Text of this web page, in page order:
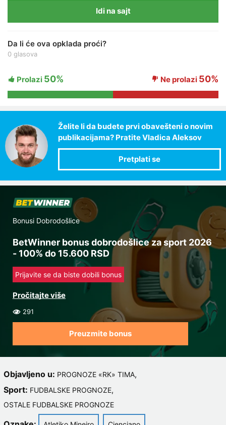
Idi na sajt
Da li će ova opklada proći?
0 glasova
Prolazi 50% Ne prolazi 50%
Želite li da budete prvi obavešteni o novim
publikacijama? Pratite Vladica Aleksov
Bonusi Dobrodošlice
BetWinner bonus dobrodošlice za sport 2026
- 100% do 15.600 RSD
Prijavite se da biste dobili bonus
291
Preuzmite bonus
Objavljeno u: PROGNOZE «RK» TIMA,
Sport: FUDBALSKE PROGNOZE,
OSTALE FUDBALSKE PROGNOZE